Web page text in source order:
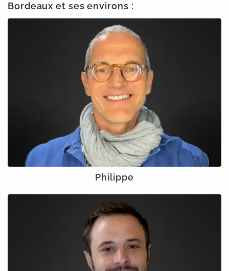
Bordeaux et ses environs :
Philippe